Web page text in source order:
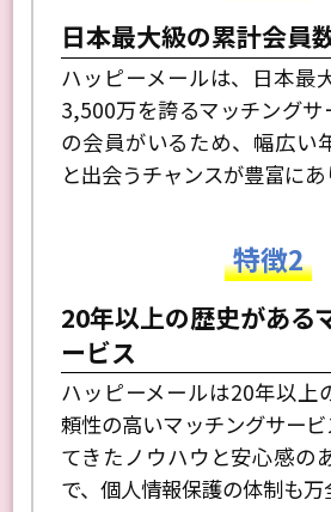
日本最大級の累計会員
ハッピーメールは、日本最
3,500万を誇るマッチングサ
の会員がいるため、幅広い
と出会うチャンスが豊富にあ
特徴2
20年以上の歴史がある
ービス
ハッピーメールは20年以上
頼性の高いマッチングサー
てきたノウハウと安心感の
で、個人情報保護の体制も万